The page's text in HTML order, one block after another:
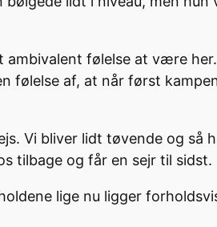
ambivalent følelse at være
følelse af, at når først
Vi bliver lidt tøvende og
tilbage og får en sejr til sidst.
lige nu ligger